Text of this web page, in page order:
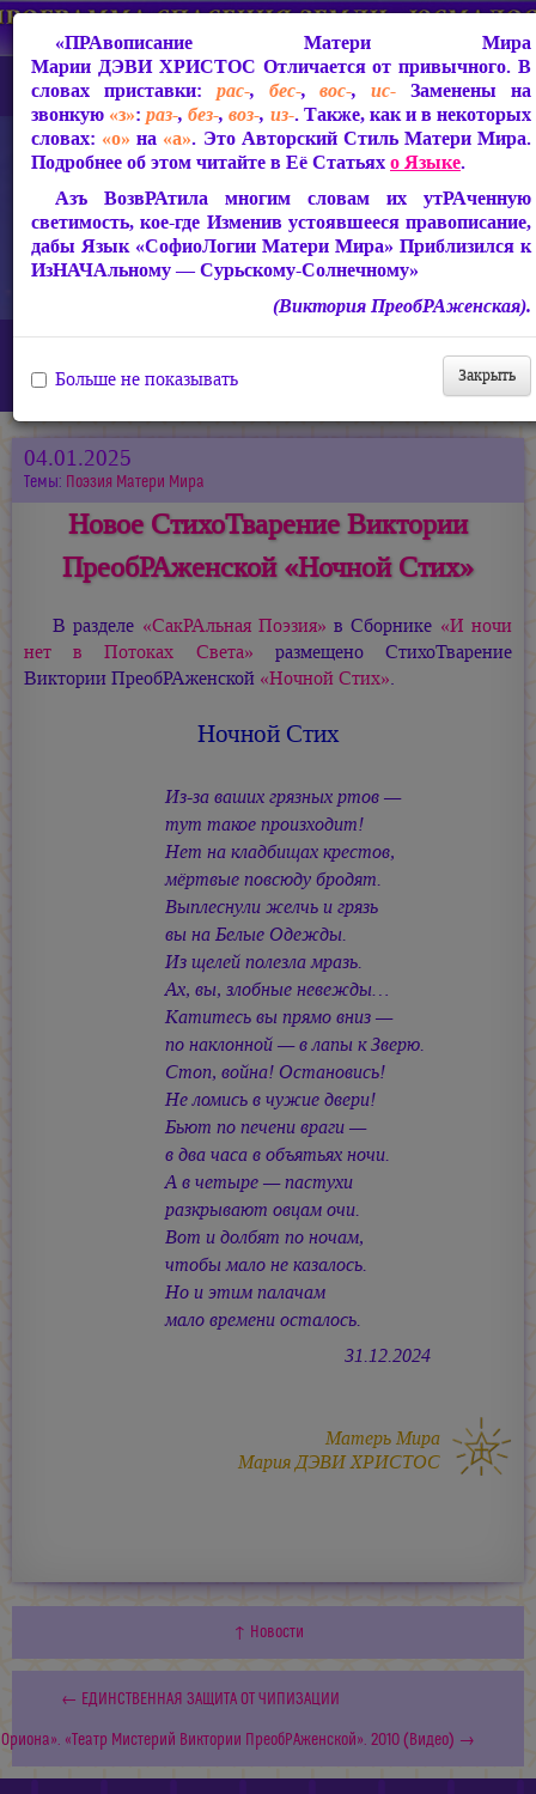
Главная
Новости
Новое СтихоТварение Виктории ПреобРАженской «Ночной
Стих»
04.01.2025
Темы: Поэзия Матери Мира
Новое СтихоТварение Виктории
ПреобРАженской «Ночной Стих»
В разделе «СакРАльная Поэзия» в Сборнике «И ночи
нет в Потоках Света» размещено СтихоТварение
Виктории ПреобРАженской «Ночной Стих».
Ночной Стих
Из-за ваших грязных ртов —
тут такое произходит!
Нет на кладбищах крестов,
мёртвые повсюду бродят.
Выплеснули желчь и грязь
вы на Белые Одежды.
Из щелей полезла мразь.
Ах, вы, злобные невежды…
Катитесь вы прямо вниз —
по наклонной — в лапы к Зверю.
Стоп, война! Остановись!
Не ломись в чужие двери!
Бьют по печени враги —
в два часа в объятьях ночи.
А в четыре — пастухи
разкрывают овцам очи.
Вот и долбят по ночам,
чтобы мало не казалось.
Но и этим палачам
мало времени осталось.
31.12.2024
Матерь Мира
Мария ДЭВИ ХРИСТОС
↑ Новости
← ЕДИНСТВЕННАЯ ЗАЩИТА ОТ ЧИПИЗАЦИИ
«Театр Мистерий Виктории ПреобРАженской». 2010 (Видео) →
«ПРАвописание Матери Мира
Марии ДЭВИ ХРИСТОС Отличается от привычного. В
словах приставки: рас-, бес-,вос-,ис- Заменены на
звонкую «з»:раз-,без-,воз-, из-. Также, как и в некоторых
словах: «о» на «а». Это Авторский Стиль Матери Мира.
Подробнее об этом читайте в Её Статьяхо Языке.
Азъ ВозвРАтила многим словам их утРАченную
светимость, кое-где Изменив устоявшееся правописание,
дабы Язык «СофиоЛогии Матери Мира» Приблизился к
ИзНАЧАльному — Сурьскому-Солнечному»
(Виктория ПреобРАженская).
Закрыть
Больше не показывать